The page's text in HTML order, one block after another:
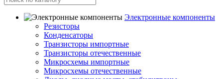
Электронные компоненты
Резисторы
Конденсаторы
Транзисторы импортные
Транзисторы отечественные
Микросхемы импортные
Микросхемы отечественные